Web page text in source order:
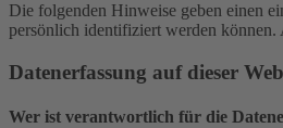
Die folgenden Hinweise geben einen
persönlich identifiziert werden können.
Datenerfassung auf dieser
Wer ist verantwortlich für die